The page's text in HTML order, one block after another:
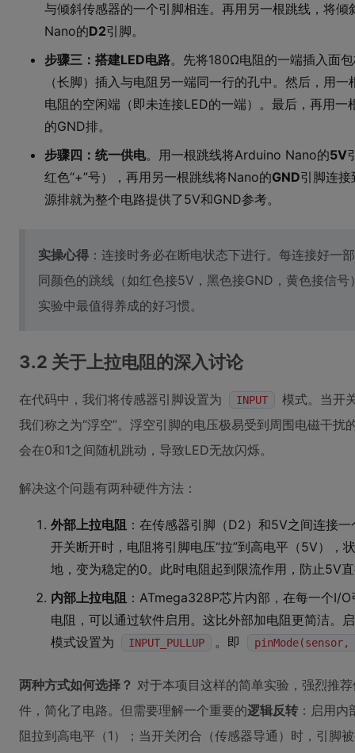
与倾斜传感器的一个引脚相连。再用另一根跳线，将
Nano的D2引脚。
步骤三：搭建LED电路。先将180Ω电阻的一端插入面
（长脚）插入与电阻另一端同一行的孔中。然后，用
电阻的空闲端（即未连接LED的一端）。最后，再用
的GND排。
步骤四：统一供电。用一根跳线将Arduino Nano的5V
红色“+”号），再用另一根跳线将Nano的GND引脚连
源排就为整个电路提供了5V和GND参考。
实操心得 ：连接时务必在断电状态下进行。每连接好一
同颜色的跳线（如红色接5V，黑色接GND，黄色接信
实验中最值得养成的好习惯。
3.2 关于上拉电阻的深入讨论
在代码中，我们将传感器引脚设置为 INPUT
模式。当开
我们称之为“浮空”。浮空引脚的电压极易受到周围电磁干扰
会在0和1之间随机跳动，导致LED无故闪烁。
解决这个问题有两种硬件方法：
外部上拉电阻 ：在传感器引脚（D2）和5V之间连接
开关断开时，电阻将引脚电压“拉”到高电平（5V），
地，变为稳定的0。此时电阻起到限流作用，防止5V
内部上拉电阻 ：ATmega328P芯片内部，在每一个
电阻，可以通过软件启用。这比外部加电阻更简洁。
模式设置为
INPUT_PULLUP 。即 pinMode(sensor,
两种方式如何选择？ 对于本项目这样的简单实验，强烈推
件，简化了电路。但需要理解一个重要的逻辑反转 ：启用
阻拉到高电平（1）；当开关闭合（传感器导通）时，引脚